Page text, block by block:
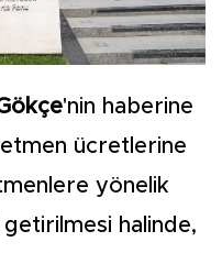
'nin haberine
ücretlerine
yönelik
getirilmesi halinde,